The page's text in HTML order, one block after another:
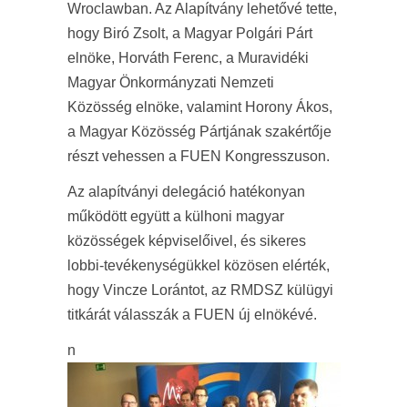
Wroclawban. Az Alapítvány lehetővé tette,
hogy Biró Zsolt, a Magyar Polgári Párt
elnöke, Horváth Ferenc, a Muravidéki
Magyar Önkormányzati Nemzeti
Közösség elnöke, valamint Horony Ákos,
a Magyar Közösség Pártjának szakértője
részt vehessen a FUEN Kongresszuson.
Az alapítványi delegáció hatékonyan
működött együtt a külhoni magyar
közösségek képviselőivel, és sikeres
lobbi-tevékenységükkel közösen elérték,
hogy Vincze Lorántot, az RMDSZ külügyi
titkárát válasszák a FUEN új elnökévé.
n